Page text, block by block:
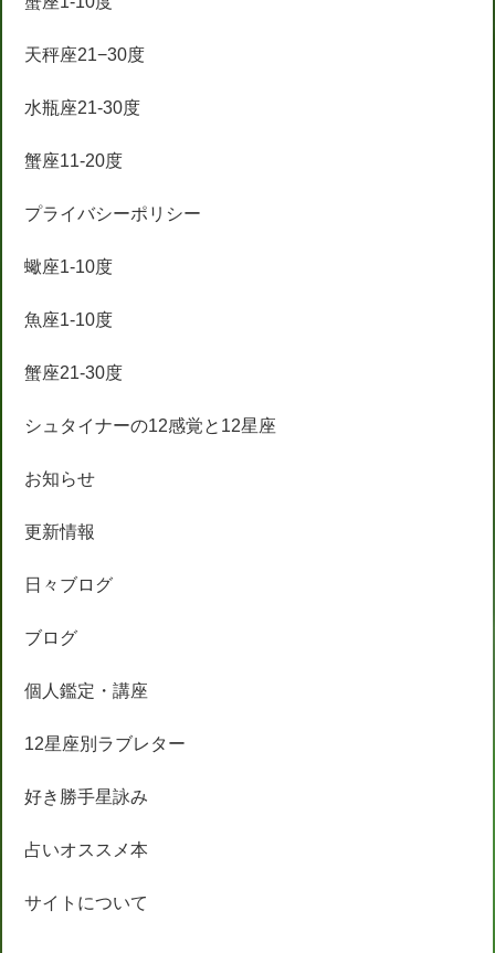
天秤座21−30度
水瓶座21-30度
蟹座11-20度
プライバシーポリシー
蠍座1-10度
魚座1-10度
蟹座21-30度
シュタイナーの12感覚と12星座
お知らせ
更新情報
日々ブログ
ブログ
個人鑑定・講座
12星座別ラブレター
好き勝手星詠み
占いオススメ本
サイトについて